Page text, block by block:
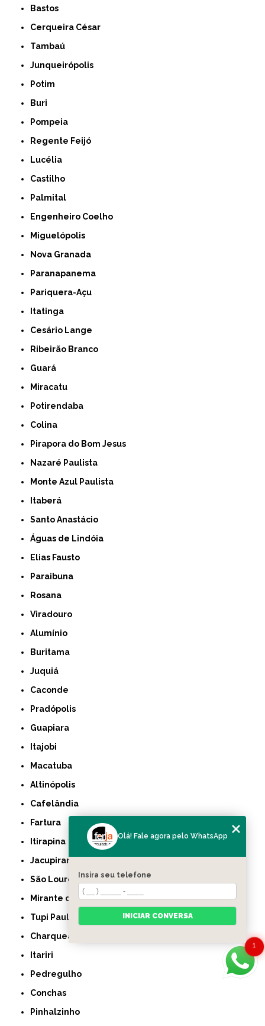
Bastos
Cerqueira César
Tambaú
Junqueirópolis
Potim
Buri
Pompeia
Regente Feijó
Lucélia
Castilho
Palmital
Engenheiro Coelho
Miguelópolis
Nova Granada
Paranapanema
Pariquera-Açu
Itatinga
Cesário Lange
Ribeirão Branco
Guará
Miracatu
Potirendaba
Colina
Pirapora do Bom Jesus
Nazaré Paulista
Monte Azul Paulista
Itaberá
Santo Anastácio
Águas de Lindóia
Elias Fausto
Paraibuna
Rosana
Viradouro
Alumínio
Buritama
Juquiá
Caconde
Pradópolis
Guapiara
Itajobi
Macatuba
Altinópolis
Cafelândia
Fartura
Itirapina
Jacupiranga
São Lourenço da Serra
Mirante do Paranapanema
Tupi Paulista
Charqueada
Itariri
Pedregulho
Conchas
Pinhalzinho
1
Olá! Fale agora pelo WhatsApp
Insira seu telefone
INICIAR CONVERSA